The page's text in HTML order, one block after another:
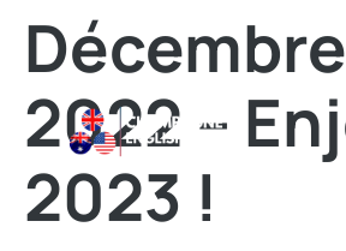
Décembre
2022 –
2023 !